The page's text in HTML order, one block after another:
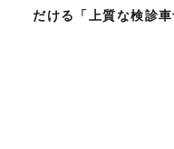
だける「上質な検診